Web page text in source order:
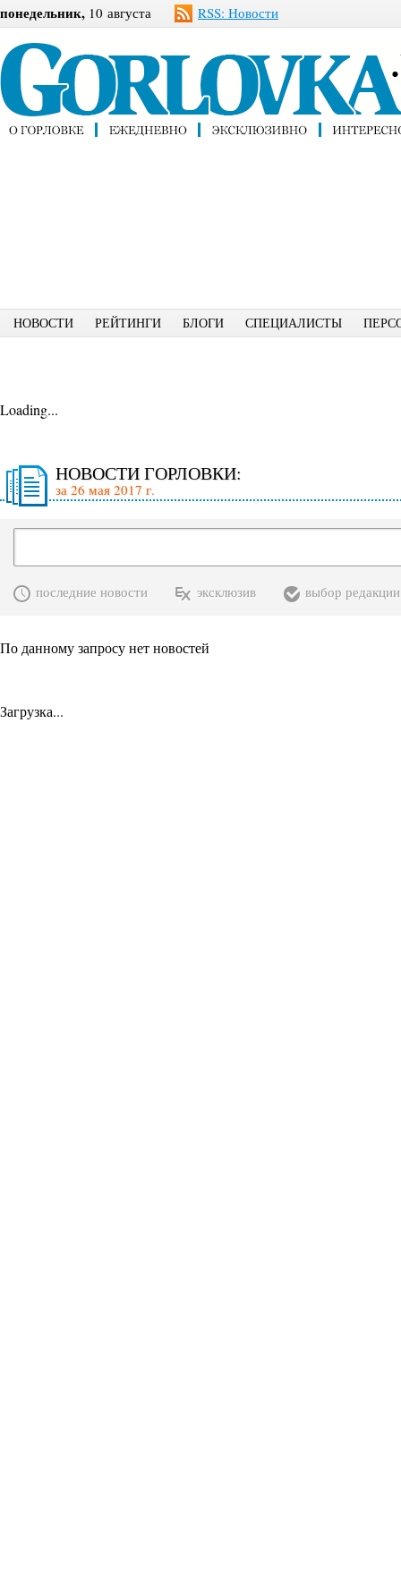
понедельник, 10 августа RSS: Новости
НОВОСТИ РЕЙТИНГИ БЛОГИ СПЕЦИАЛИСТЫ
Loading...
НОВОСТИ ГОРЛОВКИ:
за 26 мая 2017 г.
последние новости эксклюзив выбор редакции
По данному запросу нет новостей
Загрузка...